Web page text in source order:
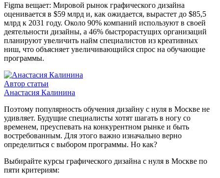
Figma вещает: Мировой рынок графического дизайна
оценивается в $59 млрд и, как ожидается, вырастет до $85,5
млрд к 2031 году. Около 90% компаний используют в своей
деятельности дизайны, а 46% быстрорастущих организаций
планируют увеличить найм специалистов из креативных
ниш, что объясняет увеличивающийся спрос на обучающие
программы.
Автор статьи
Анастасия Калинина
Поэтому популярность обучения дизайну с нуля в Москве не
удивляет. Будущие специалисты хотят шагать в ногу со
временем, преуспевать на конкурентном рынке и быть
востребованным. Для этого важно изначально верно
определиться с выбором программы. Но как?
Выбирайте курсы графического дизайна с нуля в Москве по
пяти критериям: